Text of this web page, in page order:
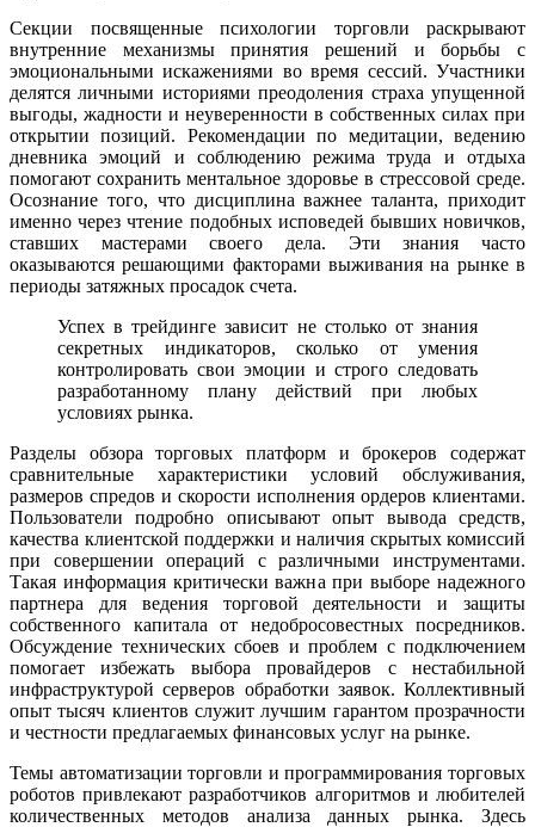
Секции посвященные психологии торговли раскрывают
внутренние механизмы принятия решений и борьбы с
эмоциональными искажениями во время сессий. Участники
делятся личными историями преодоления страха упущенной
выгоды, жадности и неуверенности в собственных силах при
открытии позиций. Рекомендации по медитации, ведению
дневника эмоций и соблюдению режима труда и отдыха
помогают сохранить ментальное здоровье в стрессовой среде.
Осознание того, что дисциплина важнее таланта, приходит
именно через чтение подобных исповедей бывших новичков,
ставших мастерами своего дела. Эти знания часто
оказываются решающими факторами выживания на рынке в
периоды затяжных просадок счета.
Успех в трейдинге зависит не столько от знания
секретных индикаторов, сколько от умения
контролировать свои эмоции и строго следовать
разработанному плану действий при любых
условиях рынка.
Разделы обзора торговых платформ и брокеров содержат
сравнительные характеристики условий обслуживания,
размеров спредов и скорости исполнения ордеров клиентами.
Пользователи подробно описывают опыт вывода средств,
качества клиентской поддержки и наличия скрытых комиссий
при совершении операций с различными инструментами.
Такая информация критически важна при выборе надежного
партнера для ведения торговой деятельности и защиты
собственного капитала от недобросовестных посредников.
Обсуждение технических сбоев и проблем с подключением
помогает избежать выбора провайдеров с нестабильной
инфраструктурой серверов обработки заявок. Коллективный
опыт тысяч клиентов служит лучшим гарантом прозрачности
и честности предлагаемых финансовых услуг на рынке.
Темы автоматизации торговли и программирования торговых
роботов привлекают разработчиков алгоритмов и любителей
количественных методов анализа данных рынка. Здесь